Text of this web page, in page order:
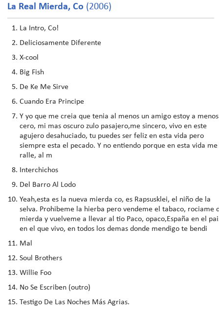
La Real Mierda, Co (2006)
La Intro, Co!
Deliciosamente Diferente
X-cool
Big Fish
De Ke Me Sirve
Cuando Era Principe
Y yo que me creia que tenia al menos un amigo estoy a menos
cero, mi mas oscuro zulo pasajero,me sincero, vivo en este
agujero desahuciado, tu puedes ser feliz en esta vida pero
siempre esta el pecado. Y no entiendo porque en esta vida me
ralle, al m
Interchichos
Del Barro Al Lodo
Yeah,esta es la nueva mierda co, es Rapsusklei, el niño de la
selva. Prohibeme la hierba pero vendeme el tabaco, rociame
mierda y vuelveme a llevar al tio Paco, opaco,España en el
en el que vivo, en todos los demas donde mendigo te bendi
Mal
Soul Brothers
Willie Foo
No Se Escriben (outro)
Testigo De Las Noches Más Agrias.